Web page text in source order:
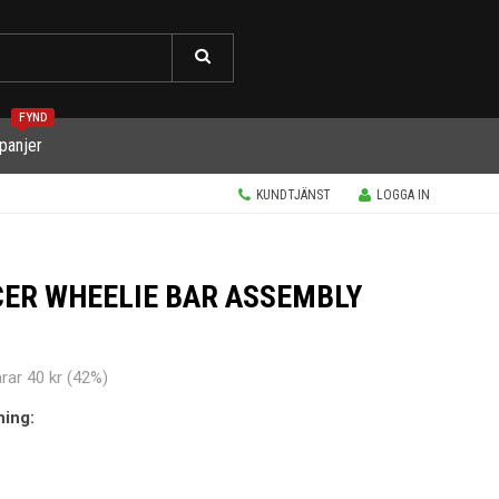
FYND
KUNDTJÄNST LOGGA IN
WHEELIE BAR ASSEMBLY
40 kr(42%)